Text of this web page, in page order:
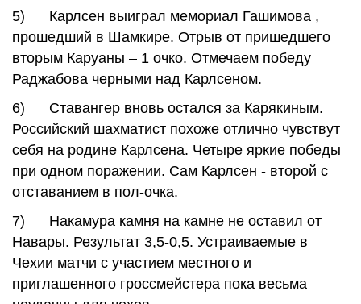
5) Карлсен выиграл мемориал Гашимова ,
прошедший в Шамкире. Отрыв от пришедшего
вторым Каруаны – 1 очко. Отмечаем победу
Раджабова черными над Карлсеном.
6) Ставангер вновь остался за Карякиным.
Российский шахматист похоже отлично чувствут
себя на родине Карлсена. Четыре яркие победы
при одном поражении. Сам Карлсен - второй с
отставанием в пол-очка.
7) Накамура камня на камне не оставил от
Навары. Результат 3,5-0,5. Устраиваемые в
Чехии матчи с участием местного и
приглашенного гроссмейстера пока весьма